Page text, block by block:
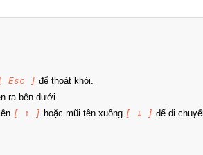
Esc ] để thoát khỏi.
ra bên dưới.
[ ↑ ] hoặc mũi tên xuống [ ↓ ] để di